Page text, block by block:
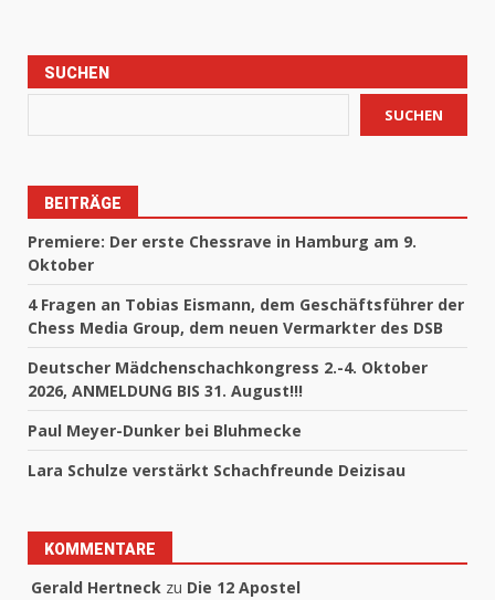
SUCHEN
SUCHEN
BEITRÄGE
Premiere: Der erste Chessrave in Hamburg am 9.
Oktober
4 Fragen an Tobias Eismann, dem Geschäftsführer der
Chess Media Group, dem neuen Vermarkter des DSB
Deutscher Mädchenschachkongress 2.-4. Oktober
2026, ANMELDUNG BIS 31. August!!!
Paul Meyer-Dunker bei Bluhmecke
Lara Schulze verstärkt Schachfreunde Deizisau
KOMMENTARE
Gerald Hertneck zu Die 12 Apostel